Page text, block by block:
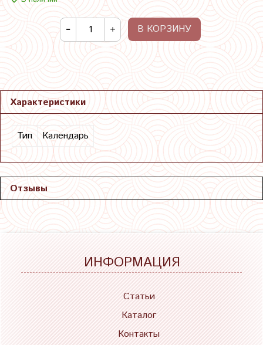
В КОРЗИНУ
Характеристики
Тип Календарь
Отзывы
ИНФОРМАЦИЯ
Статьи
Каталог
Контакты